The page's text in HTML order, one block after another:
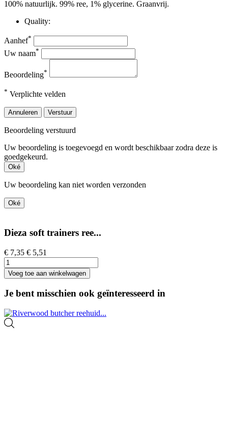
100% natuurlijk. 99% ree, 1% glycerine. Graanvrij.
Quality:
Aanhef*
Uw naam*
Beoordeling*
* Verplichte velden
Annuleren Verstuur
Beoordeling verstuurd
Uw beoordeling is toegevoegd en wordt beschikbaar zodra deze is
goedgekeurd.
Oké
Uw beoordeling kan niet worden verzonden
Oké
Dieza soft trainers ree...
€ 7,35 € 5,51
Voeg toe aan winkelwagen
Je bent misschien ook geïnteresseerd in